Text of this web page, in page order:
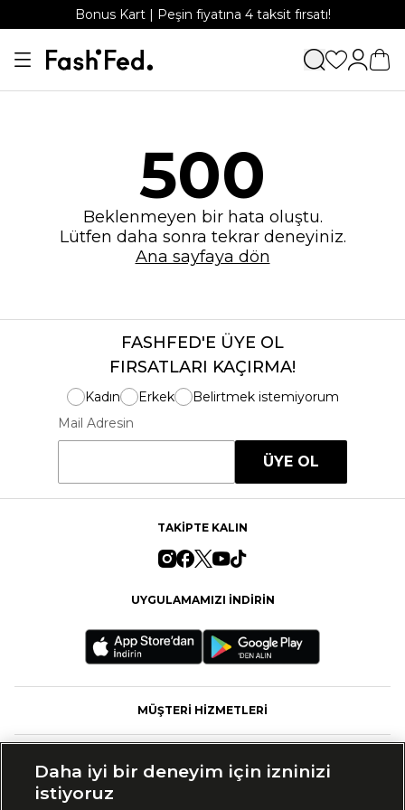
Bonus Kart | Peşin fiyatına 4 taksit fırsatı!
500
Beklenmeyen bir hata oluştu.
Lütfen daha sonra tekrar deneyiniz.
Ana sayfaya dön
FASHFED'E ÜYE OL
FIRSATLARI KAÇIRMA!
Kadın Erkek
Belirtmek istemiyorum
Mail Adresin
ÜYE OL
TAKİPTE KALIN
UYGULAMAMIZI İNDİRİN
MÜŞTERİ HİZMETLERİ
Daha iyi bir deneyim için izninizi
istiyoruz